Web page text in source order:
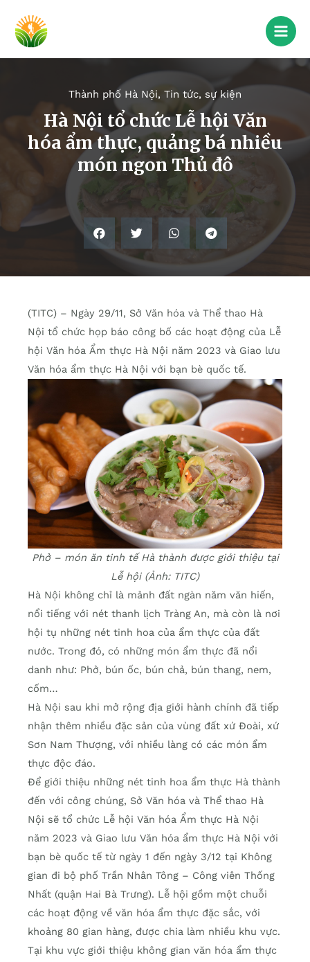
Thành phố Hà Nội, Tin tức, sự kiện
Hà Nội tổ chức Lễ hội Văn
hóa ẩm thực, quảng bá nhiều
món ngon Thủ đô
(TITC) – Ngày 29/11, Sở Văn hóa và Thể thao Hà
Nội tổ chức họp báo công bố các hoạt động của Lễ
hội Văn hóa Ẩm thực Hà Nội năm 2023 và Giao lưu
Văn hóa ẩm thực Hà Nội với bạn bè quốc tế.
Phở – món ăn tinh tế Hà thành được giới thiệu tại
Lễ hội (Ảnh: TITC)
Hà Nội không chỉ là mảnh đất ngàn năm văn hiến,
nổi tiếng với nét thanh lịch Tràng An, mà còn là nơi
hội tụ những nét tinh hoa của ẩm thực của đất
nước. Trong đó, có những món ẩm thực đã nổi
danh như: Phở, bún ốc, bún chả, bún thang, nem,
cốm…
Hà Nội sau khi mở rộng địa giới hành chính đã tiếp
nhận thêm nhiều đặc sản của vùng đất xứ Đoài, xứ
Sơn Nam Thượng, với nhiều làng có các món ẩm
thực độc đáo.
Để giới thiệu những nét tinh hoa ẩm thực Hà thành
đến với công chúng, Sở Văn hóa và Thể thao Hà
Nội sẽ tổ chức Lễ hội Văn hóa Ẩm thực Hà Nội
năm 2023 và Giao lưu Văn hóa ẩm thực Hà Nội với
bạn bè quốc tế từ ngày 1 đến ngày 3/12 tại Không
gian đi bộ phố Trần Nhân Tông – Công viên Thống
Nhất (quận Hai Bà Trưng). Lễ hội gồm một chuỗi
các hoạt động về văn hóa ẩm thực đặc sắc, với
khoảng 80 gian hàng, được chia làm nhiều khu vực.
Tại khu vực giới thiệu không gian văn hóa ẩm thực